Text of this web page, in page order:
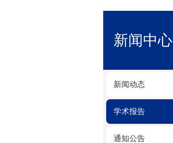
新闻中心
新闻动态
学术报告
通知公告